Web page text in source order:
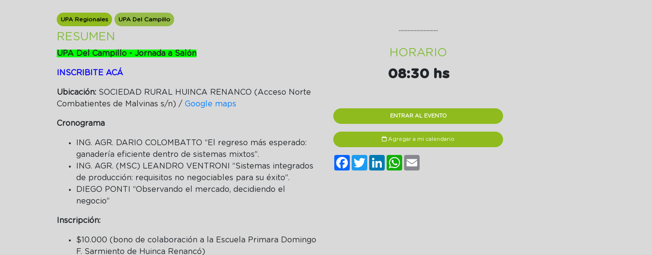
UPA Regionales UPA Del Campillo
RESUMEN
UPA Del Campillo - Jornada a Salón
INSCRIBITE ACÁ
Ubicación: SOCIEDAD RURAL HUINCA RENANCO (Acceso Norte
Combatientes de Malvinas s/n) / Google maps
Cronograma
ING. AGR. DARIO COLOMBATTO “El regreso más esperado:
ganadería eficiente dentro de sistemas mixtos”.
ING. AGR. (MSC) LEANDRO VENTRONI “Sistemas integrados
de producción: requisitos no negociables para su éxito”.
DIEGO PONTI “Observando el mercado, decidiendo el
negocio”
Inscripción:
$10.000 (bono de colaboración a la Escuela Primara Domingo
F. Sarmiento de Huinca Renancó)
...........................
HORARIO
08:30 hs
ENTRAR AL EVENTO
Agregar a mi calendario
Facebook
TwitterLinkedInWhatsApp